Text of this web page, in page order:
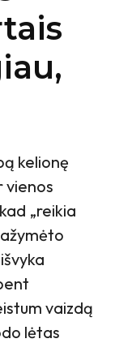
kelionę
vienos
„reikia
vaizdą
lėtas